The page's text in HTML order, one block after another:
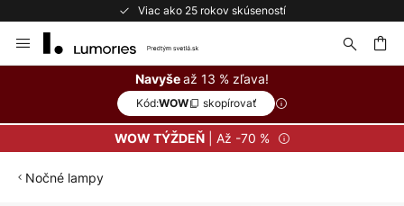
Viac ako 25 rokov skúseností
to
Navyšeaž 13 % zľava!
Kód:WOW skopírovať
WOW TÝŽDEŇ| Až -70 %
Nočné lampy